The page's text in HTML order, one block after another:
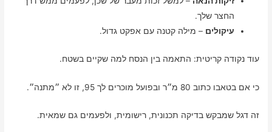
החצר שלך.
עיקולים – מילה קטנה עם אפקט גדול.
עוד נקודה קריטית: התאמה בין הנסח למה שקיים בשטח.
כי אם בטאבו כתוב 80 מ״ר ובפועל מוכרים לך 95, זו לא ״מתנה״.
זה דגל שמבקש בדיקה תכנונית, רישומית, ולפעמים גם שמאית.